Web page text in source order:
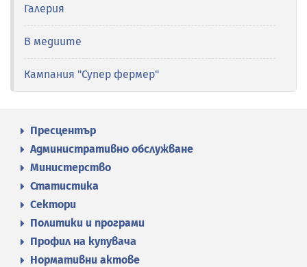
Галерия
В медиите
Кампания "Супер фермер"
Пресцентър
Административно обслужване
Министерство
Статистика
Сектори
Политики и програми
Профил на купувача
Нормативни актове